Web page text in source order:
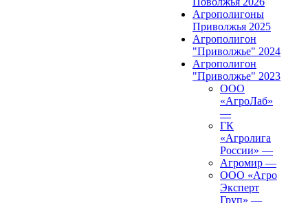
Агрополигоны
Приволжья 2025
Агрополигон
"Приволжье" 2024
Агрополигон
"Приволжье" 2023
ООО
«АгроЛаб»
—
ГК
«Агролига
России» —
Агромир —
ООО «Агро
Эксперт
Груп» —